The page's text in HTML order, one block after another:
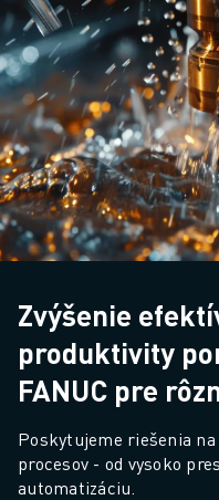
Zvýšenie
produktivity
FANUC pre
Poskytujeme riešenia
procesov - od vysoko
automatizáciu.